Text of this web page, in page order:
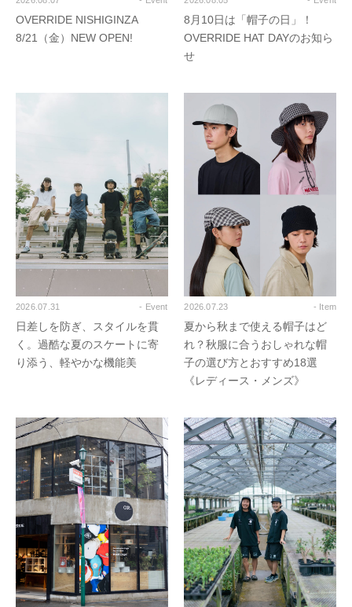
OVERRIDE NISHIGINZA
8/21（金）NEW OPEN!
8月10日は「帽子の日」！
OVERRIDE HAT DAYのお知ら
せ
2026.07.31 - Event
日差しを防ぎ、スタイルを貫
く。過酷な夏のスケートに寄
り添う、軽やかな機能美
2026.07.23 - Item
夏から秋まで使える帽子はど
れ？秋服に合うおしゃれな帽
子の選び方とおすすめ18選
《レディース・メンズ》